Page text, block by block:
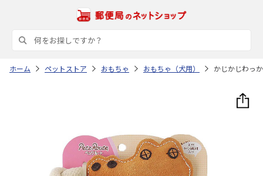
ホーム ペットストア おもちゃ おもちゃ（犬用） かじかじわっ